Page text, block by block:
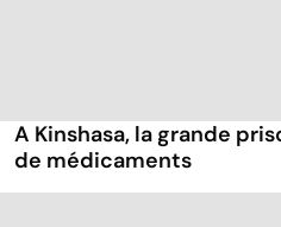
A Kinshasa, la grande
de médicaments